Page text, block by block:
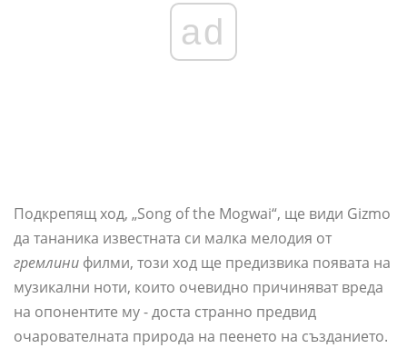
ad
Подкрепящ ход, „Song of the Mogwai“, ще види Gizmo
да тананика известната си малка мелодия от
гремлини филми, този ход ще предизвика появата на
музикални ноти, които очевидно причиняват вреда
на опонентите му - доста странно предвид
очарователната природа на пеенето на създанието.